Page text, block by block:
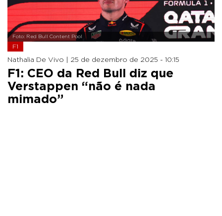
Foto: Red Bull Content Pool
F1
Nathalia De Vivo | 25 de dezembro de 2025 - 10:15
F1: CEO da Red Bull diz que
Verstappen “não é nada
mimado”